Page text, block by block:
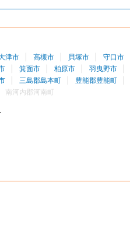
津市 高槻市 貝塚市 守口市
箕面市 柏原市 羽曳野市
三島郡島本町 豊能郡豊能町
南河内郡河南町